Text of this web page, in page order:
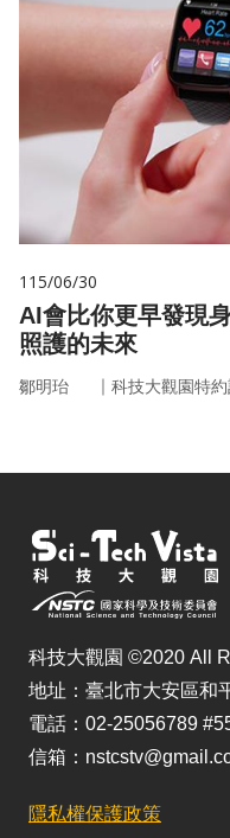
115/06/30
AI會比你更早發現
照護的未來
鄒明珆 ｜ 科技大觀園特
科技大觀園 ©2020 All
地址：臺北市大安區和
電話：02-25056789
信箱：
隱私權保護政策